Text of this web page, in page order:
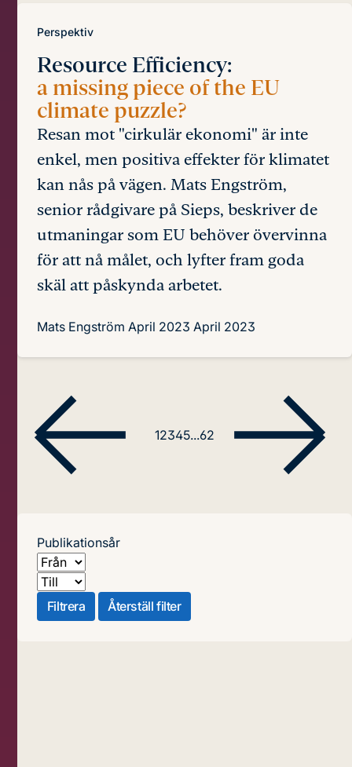
Perspektiv
Resource Efficiency:
a missing piece of the EU
climate puzzle?
Resan mot "cirkulär ekonomi" är inte
enkel, men positiva effekter för klimatet
kan nås på vägen. Mats Engström,
senior rådgivare på Sieps, beskriver de
utmaningar som EU behöver övervinna
för att nå målet, och lyfter fram goda
skäl att påskynda arbetet.
Mats Engström April 2023 April 2023
12345...62
Publikationsår
Från
Till
Filtrera
Återställ filter